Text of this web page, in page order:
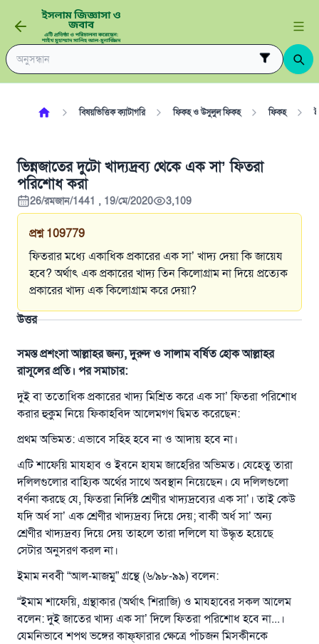
বিষয়ভিত্তিক ক্যাটাগরি ফিকহ ও উসুলুল ফিকহ ফিকহ
ভিন্নজাতের দুটো খাদ্যদ্রব্য থেকে এক সা’ ফিতরা
পরিশোধ করা
26/রমজান/1441 , 19/মে/2020 3,109
প্রশ্ন 109779
ফিতরার মধ্যে একাধিক প্রকারের এক সা’ খাদ্য দেয়া কি জায়েয
হবে? অর্থাৎ এক প্রকারের খাদ্য তিন কিলোগ্রাম না দিয়ে প্রত্যেক
প্রকারের খাদ্য এক কিলোগ্রাম করে দেয়া?
উত্তর
সমস্ত প্রশংসা আল্লাহর জন্য, দুরুদ ও সালাম বর্ষিত হোক আল্লাহর
রাসূলের প্রতি। পর সমাচার:
দুই বা ততোধিক প্রকারের খাদ্য মিশ্রিত করে এক সা’ ফিতরা পরিশোধ
করার হুকুম নিয়ে ফিকাহবিদ আলেমগণ দ্বিমত করেছেন:
প্রথম অভিমত: এভাবে সহিহ হবে না ও আদায় হবে না।
এটি শাফেয়ি মাযহাব ও ইবনে হাযম জাহেরির অভিমত। যেহেতু তারা
দলিলগুলোর বাহ্যিক অর্থের সাথে অবস্থান নিয়েছেন। যে দলিলগুলো
বর্ণনা করছে যে, ফিতরা নির্দিষ্ট শ্রেণীর খাদ্যদ্রব্যের এক সা’। তাই কেউ
যদি অর্ধ সা’ এক শ্রেণীর খাদ্যদ্রব্য দিয়ে দেয়; বাকী অর্ধ সা’ অন্য
শ্রেণীর খাদ্যদ্রব্য দিয়ে দেয় তাহলে তারা দলিলে যা উদ্ধৃত হয়েছে
সেটার অনুসরণ করল না।
ইমাম নববী “আল-মাজমু” গ্রন্থে (৬/৯৮-৯৯) বলেন:
“ইমাম শাফেয়ি, গ্রন্থাকার (অর্থাৎ শিরাজি) ও মাযহাবের সকল আলেম
বলেন: দুই জাতের খাদ্য এক সা’ দিলে ফিতরা পরিশোধ হবে না...।
যেমনিভাবে শপথ ভঙ্গের কাফ্‌ফারার ক্ষেত্রে পাঁচজন মিসকীনকে